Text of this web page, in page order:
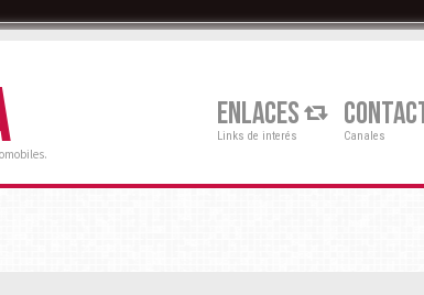
ENLACES
Links de interés Canales